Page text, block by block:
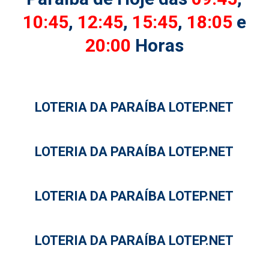
10:45, 12:45, 15:45, 18:05 e
20:00 Horas
LOTERIA DA PARAÍBA LOTEP.NET
LOTERIA DA PARAÍBA LOTEP.NET
LOTERIA DA PARAÍBA LOTEP.NET
LOTERIA DA PARAÍBA LOTEP.NET